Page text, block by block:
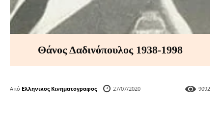
Θάνος Δαδινόπουλος 1938-1998
Από Ελληνικος Κινηματογραφος 27/07/2020 9092